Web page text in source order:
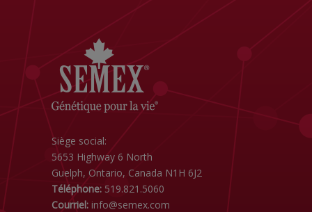
Siège social:
5653 Highway 6 North
Guelph, Ontario, Canada N1H 6J2
Téléphone: 519.821.5060
Courriel: info@semex.com